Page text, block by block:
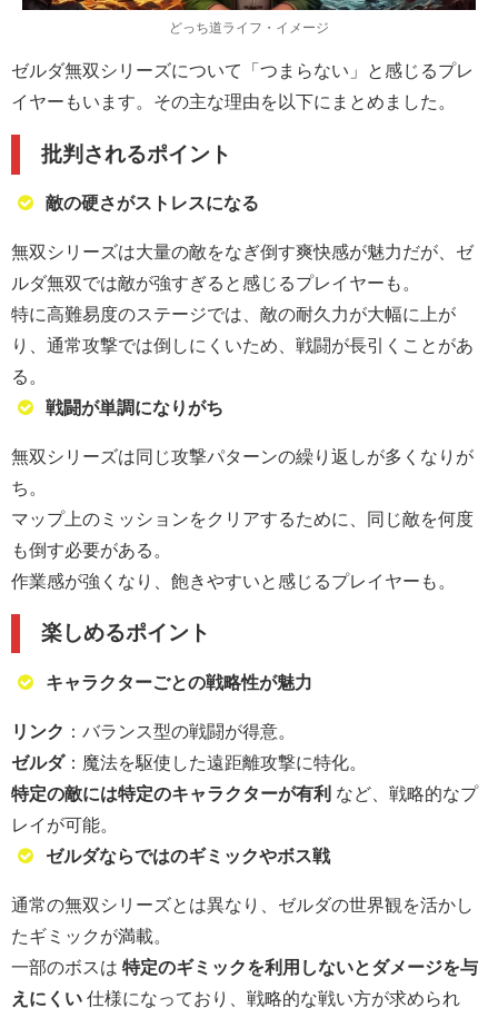
どっち道ライフ・イメージ
ゼルダ無双シリーズについて「つまらない」と感じるプレ
イヤーもいます。その主な理由を以下にまとめました。
批判されるポイント
敵の硬さがストレスになる
無双シリーズは大量の敵をなぎ倒す爽快感が魅力だが、ゼ
ルダ無双では敵が強すぎると感じるプレイヤーも。
特に高難易度のステージでは、敵の耐久力が大幅に上が
り、通常攻撃では倒しにくいため、戦闘が長引くことがあ
る。
戦闘が単調になりがち
無双シリーズは同じ攻撃パターンの繰り返しが多くなりが
ち。
マップ上のミッションをクリアするために、同じ敵を何度
も倒す必要がある。
作業感が強くなり、飽きやすいと感じるプレイヤーも。
楽しめるポイント
キャラクターごとの戦略性が魅力
リンク ：バランス型の戦闘が得意。
ゼルダ：魔法を駆使した遠距離攻撃に特化。
特定の敵には特定のキャラクターが有利 など、戦略的なプ
レイが可能。
ゼルダならではのギミックやボス戦
通常の無双シリーズとは異なり、ゼルダの世界観を活かし
たギミックが満載。
一部のボスは 特定のギミックを利用しないとダメージを与
えにくい 仕様になっており、戦略的な戦い方が求められ